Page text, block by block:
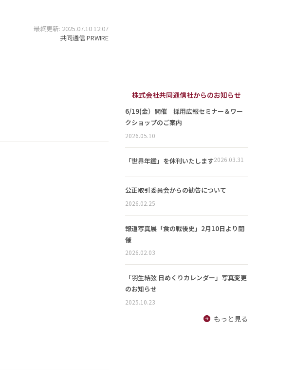
最終更新: 2025.07.10 12:07
共同通信 PRWIRE
株式会社共同通信社からのお知らせ
6/19(金）開催 採用広報セミナー＆ワー
クショップのご案内
2026.05.10
「世界年鑑」を休刊いたします2026.03.31
公正取引委員会からの勧告について
2026.02.25
報道写真展「食の戦後史」2月10日より開
催
2026.02.03
「羽生結弦 日めくりカレンダー」写真変更
のお知らせ
2025.10.23
もっと見る